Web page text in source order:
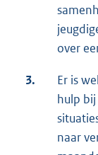
over
3.
Er is
hulp bij
naar